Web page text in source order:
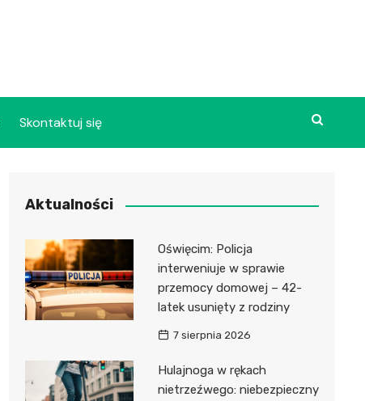
Skontaktuj się
Aktualności
Oświęcim: Policja
interweniuje w sprawie
przemocy domowej – 42-
latek usunięty z rodziny
7 sierpnia 2026
Hulajnoga w rękach
nietrzeźwego: niebezpieczny